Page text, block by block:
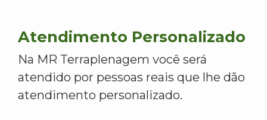
Atendimento Personalizado
Na MR Terraplenagem você será
atendido por pessoas reais que lhe dão
atendimento personalizado.